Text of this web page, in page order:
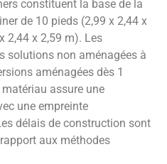
constituent la base de la
de 10 pieds (2,99 x 2,44 x
2,44 x 2,59 m). Les
solutions non aménagées à
aménagées dès 1
assure une
une empreinte
délais de construction sont
aux méthodes